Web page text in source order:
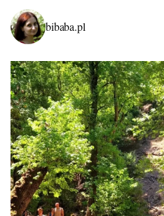
bibaba.pl